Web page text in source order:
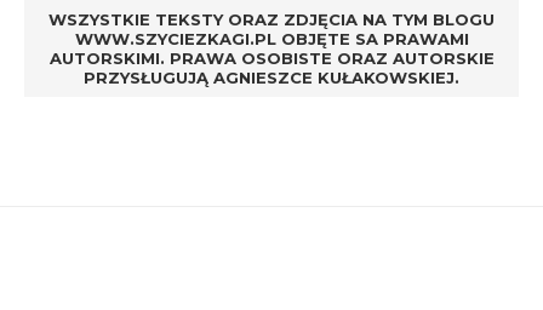
WSZYSTKIE TEKSTY ORAZ ZDJĘCIA NA TYM BLOGU
WWW.SZYCIEZKAGI.PL OBJĘTE SA PRAWAMI
AUTORSKIMI. PRAWA OSOBISTE ORAZ AUTORSKIE
PRZYSŁUGUJĄ AGNIESZCE KUŁAKOWSKIEJ.